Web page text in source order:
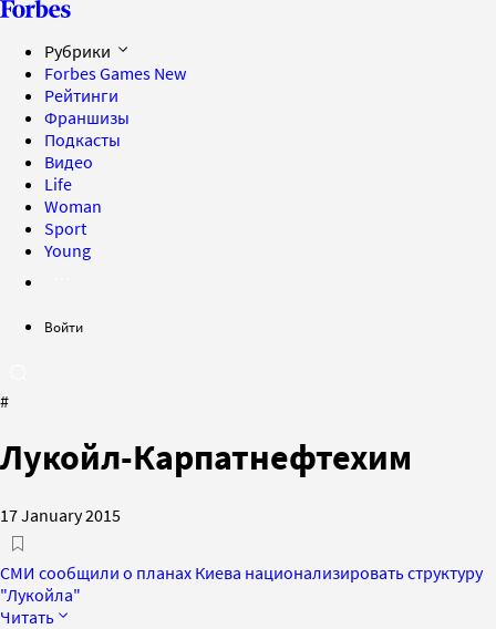
Рубрики
Forbes Games New
Рейтинги
Франшизы
Подкасты
Видео
Life
Woman
Sport
Young
Войти
#
Лукойл-Карпатнефтехим
17 January 2015
СМИ сообщили о планах Киева национализировать структуру
"Лукойла"
Читать